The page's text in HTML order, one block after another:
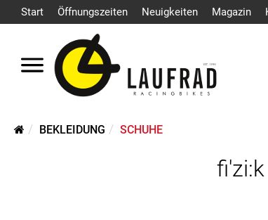
Start Öffnungszeiten Neuigkeiten Magazin
BEKLEIDUNG SCHUHE